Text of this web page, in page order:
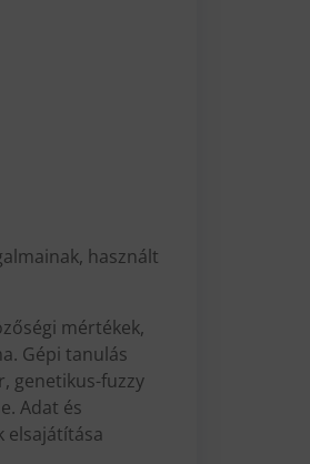
használt
mértékek,
Gépi tanulás
genetikus-fuzzy
Adat és
elsajátítása